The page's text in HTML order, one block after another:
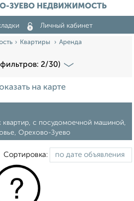
ЗУЕВО НЕДВИЖИМОСТЬ
Личный кабинет
Квартиры
Аренда
2/30)
на карте
квартир, с посудомоечной машиной,
Орехово-Зуево
Сортировка: